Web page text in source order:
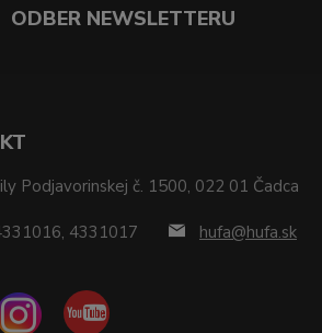
ODBER NEWSLETTERU
Podjavorinskej č. 1500, 022 01 Čadca
4331017 hufa@hufa.sk